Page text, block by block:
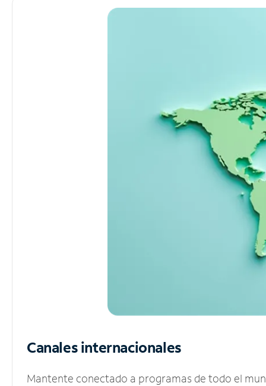
Canales internacionales
Mantente conectado a programas de todo el